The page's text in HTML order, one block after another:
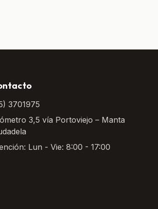
3701975
3,5 vía Portoviejo – Manta
Lun - Vie: 8:00 - 17:00